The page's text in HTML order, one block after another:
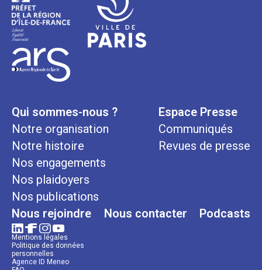
Qui sommes-nous ?
Notre organisation
Notre histoire
Nos engagements
Nos plaidoyers
Nos publications
Espace Presse
Communiqués
Revues de presse
Nous rejoindre Nous contacter Podcasts
Mentions légales
Politique des données
personnelles
Agence ID Meneo